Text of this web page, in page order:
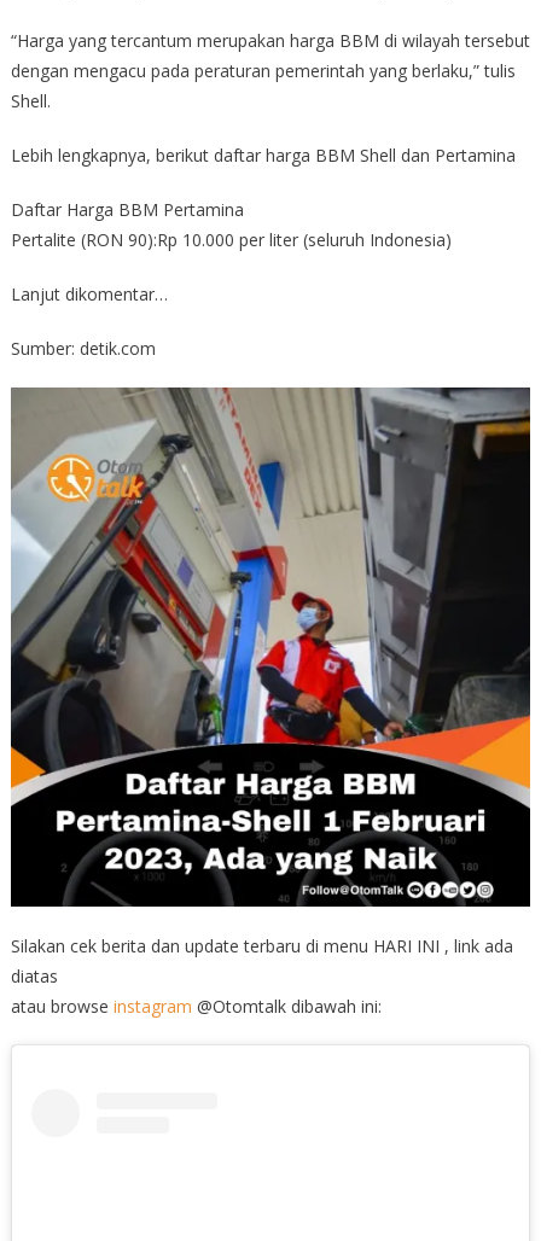
“Harga yang tercantum merupakan harga BBM di wilayah tersebut
dengan mengacu pada peraturan pemerintah yang berlaku,” tulis
Shell.
Lebih lengkapnya, berikut daftar harga BBM Shell dan Pertamina
Daftar Harga BBM Pertamina
Pertalite (RON 90):Rp 10.000 per liter (seluruh Indonesia)
Lanjut dikomentar…
Sumber: detik.com
Silakan cek berita dan update terbaru di menu HARI INI , link ada
diatas
atau browse instagram @Otomtalk dibawah ini: